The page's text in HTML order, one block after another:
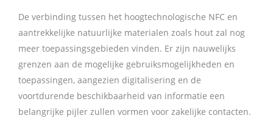
De verbinding tussen het hoogtechnologische NFC en
aantrekkelijke natuurlijke materialen zoals hout zal nog
meer toepassingsgebieden vinden. Er zijn nauwelijks
grenzen aan de mogelijke gebruiksmogelijkheden en
toepassingen, aangezien digitalisering en de
voortdurende beschikbaarheid van informatie een
belangrijke pijler zullen vormen voor zakelijke contacten.